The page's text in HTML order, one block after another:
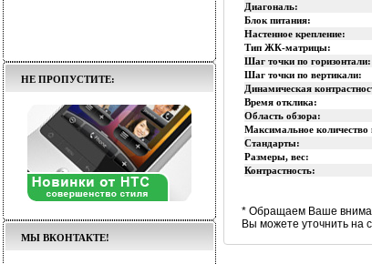
НЕ ПРОПУСТИТЕ:
МЫ ВКОНТАКТЕ!
Диагональ:
Блок питания:
Настенное крепление:
Тип ЖК-матрицы:
Шаг точки по горизонтали:
Шаг точки по вертикали:
Динамическая
Время отклика:
Область обзора:
Максимальное количество
Стандарты:
Размеры, вес:
Контрастность:
* Обращаем Ваше
Вы можете уточнить на